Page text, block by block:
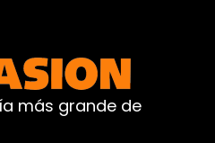
más grande de